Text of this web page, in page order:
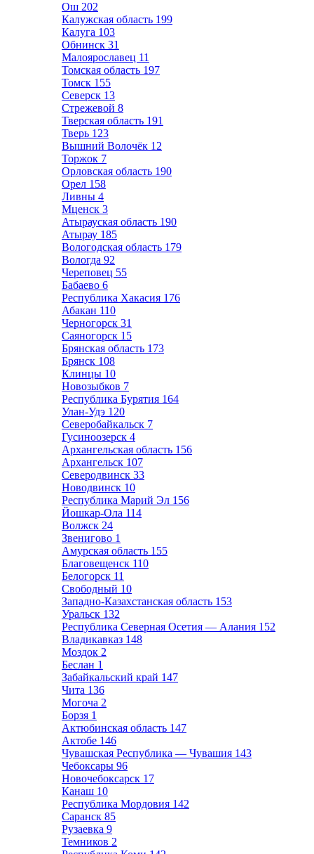
Ош 202
Калужская область 199
Калуга 103
Обнинск 31
Малоярославец 11
Томская область 197
Томск 155
Северск 13
Стрежевой 8
Тверская область 191
Тверь 123
Вышний Волочёк 12
Торжок 7
Орловская область 190
Орел 158
Ливны 4
Мценск 3
Атырауская область 190
Атырау 185
Вологодская область 179
Вологда 92
Череповец 55
Бабаево 6
Республика Хакасия 176
Абакан 110
Черногорск 31
Саяногорск 15
Брянская область 173
Брянск 108
Клинцы 10
Новозыбков 7
Республика Бурятия 164
Улан-Удэ 120
Северобайкальск 7
Гусиноозерск 4
Архангельская область 156
Архангельск 107
Северодвинск 33
Новодвинск 10
Республика Марий Эл 156
Йошкар-Ола 114
Волжск 24
Звенигово 1
Амурская область 155
Благовещенск 110
Белогорск 11
Свободный 10
Западно-Казахстанская область 153
Уральск 132
Республика Северная Осетия — Алания 152
Владикавказ 148
Моздок 2
Беслан 1
Забайкальский край 147
Чита 136
Могоча 2
Борзя 1
Актюбинская область 147
Актобе 146
Чувашская Республика — Чувашия 143
Чебоксары 96
Новочебоксарск 17
Канаш 10
Республика Мордовия 142
Саранск 85
Рузаевка 9
Темников 2